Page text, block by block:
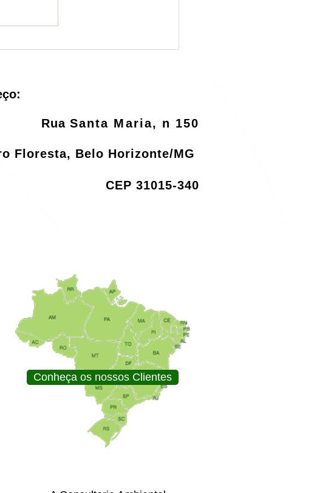
RuaSanta Maria, n 150
Floresta, Belo Horizonte/MG
CEP 31015-340
Conheça os nossos Clientes